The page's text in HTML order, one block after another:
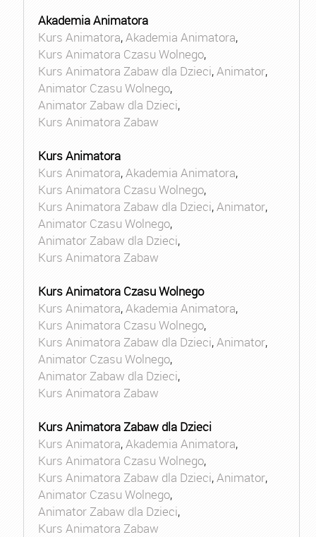
Akademia Animatora
Kurs Animatora,Akademia Animatora,
Kurs Animatora Czasu Wolnego,
Kurs Animatora Zabaw dla Dzieci,Animator,
Animator Czasu Wolnego,
Animator Zabaw dla Dzieci,
Kurs Animatora Zabaw
Kurs Animatora
Kurs Animatora,Akademia Animatora,
Kurs Animatora Czasu Wolnego,
Kurs Animatora Zabaw dla Dzieci,Animator,
Animator Czasu Wolnego,
Animator Zabaw dla Dzieci,
Kurs Animatora Zabaw
Kurs Animatora Czasu Wolnego
Kurs Animatora,Akademia Animatora,
Kurs Animatora Czasu Wolnego,
Kurs Animatora Zabaw dla Dzieci,Animator,
Animator Czasu Wolnego,
Animator Zabaw dla Dzieci,
Kurs Animatora Zabaw
Kurs Animatora Zabaw dla Dzieci
Kurs Animatora,Akademia Animatora,
Kurs Animatora Czasu Wolnego,
Kurs Animatora Zabaw dla Dzieci,Animator,
Animator Czasu Wolnego,
Animator Zabaw dla Dzieci,
Kurs Animatora Zabaw